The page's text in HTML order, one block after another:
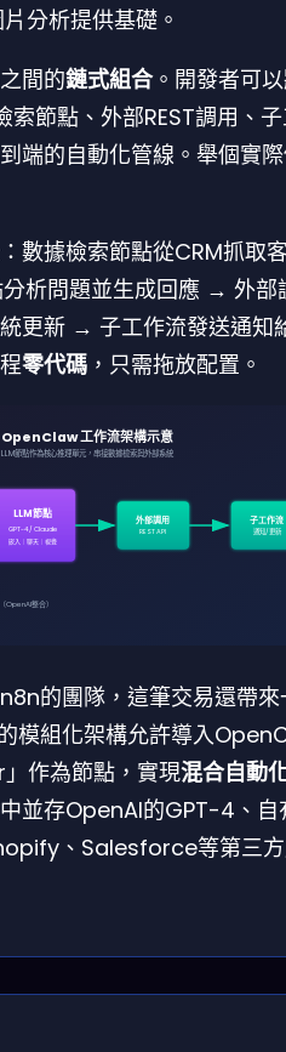
分析提供基礎。
間的鏈式組合。開發者可
索節點、外部REST調用、
端的自動化管線。舉個實
：數據檢索節點從CRM抓取
析問題並生成回應 → 外部
更新 → 子工作流發送通知
零代碼 ，只需拖放配置。
LLM節點
GPT-4 / Claude
嵌入｜聊天｜視覺
外部調用
REST API
子工作流
通知/更新
OpenClaw 工作流架構示意
LLM節點作為核心推理單元，串接數據檢索與外部系統
OpenAI整合）
的團隊，這筆交易還帶來
模組化架構允許導入
作為節點，實現混合自動
並存OpenAI的GPT-4、自
、Salesforce等第三